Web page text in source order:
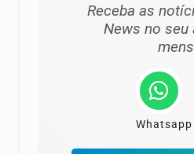
Receba as
News no seu
Whatsapp